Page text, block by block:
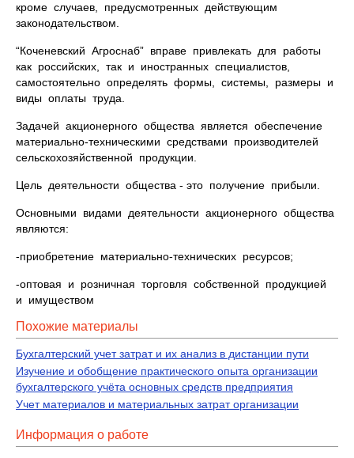
кроме случаев, предусмотренных действующим
законодательством.
“Коченевский Агроснаб” вправе привлекать для работы
как российских, так и иностранных специалистов,
самостоятельно определять формы, системы, размеры и
виды оплаты труда.
Задачей акционерного общества является обеспечение
материально-техническими средствами производителей
сельскохозяйственной продукции.
Цель деятельности общества - это получение прибыли.
Основными видами деятельности акционерного общества
являются:
-приобретение материально-технических ресурсов;
-оптовая и розничная торговля собственной продукцией
и имуществом
Похожие материалы
Бухгалтерский учет затрат и их анализ в дистанции пути
Изучение и обобщение практического опыта организации
бухгалтерского учёта основных средств предприятия
Учет материалов и материальных затрат организации
Информация о работе